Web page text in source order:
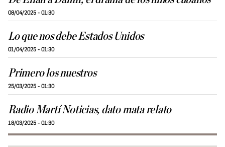
08/04/2025 - 01:30
Lo que nos debe Estados Unidos
01/04/2025 - 01:30
Primero los nuestros
25/03/2025 - 01:30
Radio Martí Noticias, dato mata relato
18/03/2025 - 01:30